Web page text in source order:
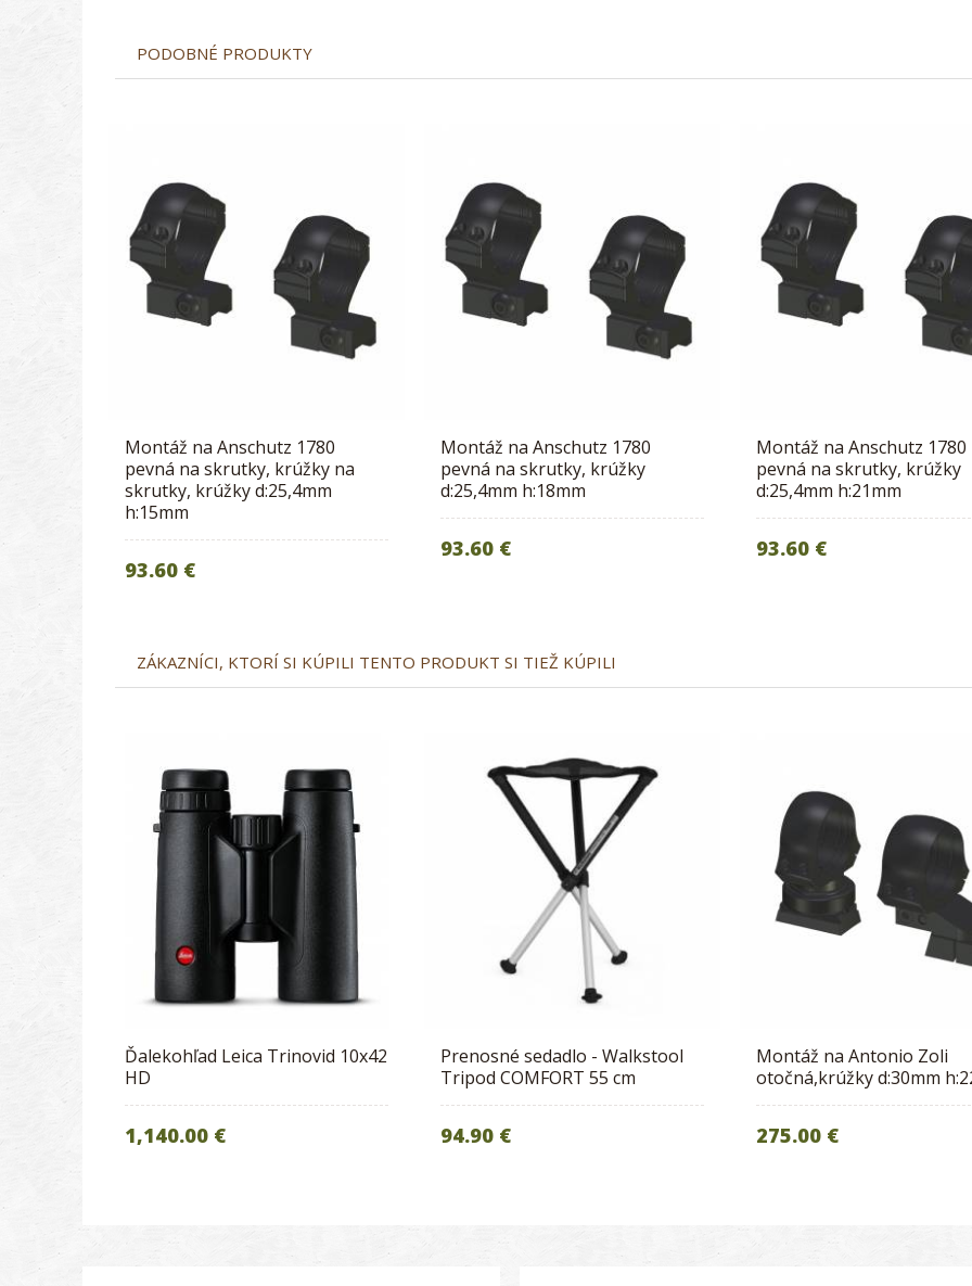
PODOBNÉ PRODUKTY
Montáž na Anschutz 1780
pevná na skrutky, krúžky na
skrutky, krúžky d:25,4mm
h:15mm
93.60 €
Montáž na Anschutz 1780
pevná na skrutky, krúžky
d:25,4mm h:18mm
93.60 €
Montáž na Anschutz 1780
pevná na skrutky, krúžky
d:25,4mm h:21mm
93.60 €
ZÁKAZNÍCI, KTORÍ SI KÚPILI TENTO PRODUKT SI TIEŽ KÚPILI
Ďalekohľad Leica Trinovid 10x42
HD
1,140.00 €
Prenosné sedadlo - Walkstool
Tripod COMFORT 55 cm
94.90 €
Montáž na Antonio Zoli
otočná,krúžky d:30mm
275.00 €